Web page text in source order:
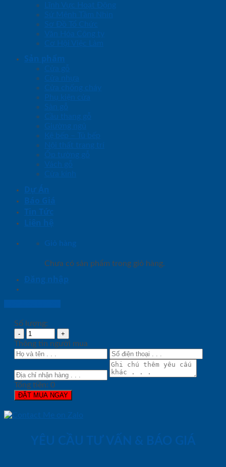
Lĩnh Vực Hoạt Động
Sứ Mệnh Tầm Nhìn
Sơ Đồ Tổ Chức
Văn Hóa Công ty
Cơ Hội Việc Làm
Sản phẩm
Cửa gỗ
Cửa nhựa
Cửa chống cháy
Phụ kiện cửa
Sàn gỗ
Cầu thang gỗ
Giường ngủ
Kệ bếp – Tủ bếp
Nội thất trang trí
Ốp tường gỗ
Vách gỗ
Cửa kính
Dự Án
Báo Giá
Tin Tức
Liên hệ
Giỏ hàng
Chưa có sản phẩm trong giỏ hàng.
Đăng nhập
Số lượng:
Thông tin người mua
Tổng tiền: 0
ĐẶT MUA NGAY
YÊU CẦU TƯ VẤN & BÁO GIÁ